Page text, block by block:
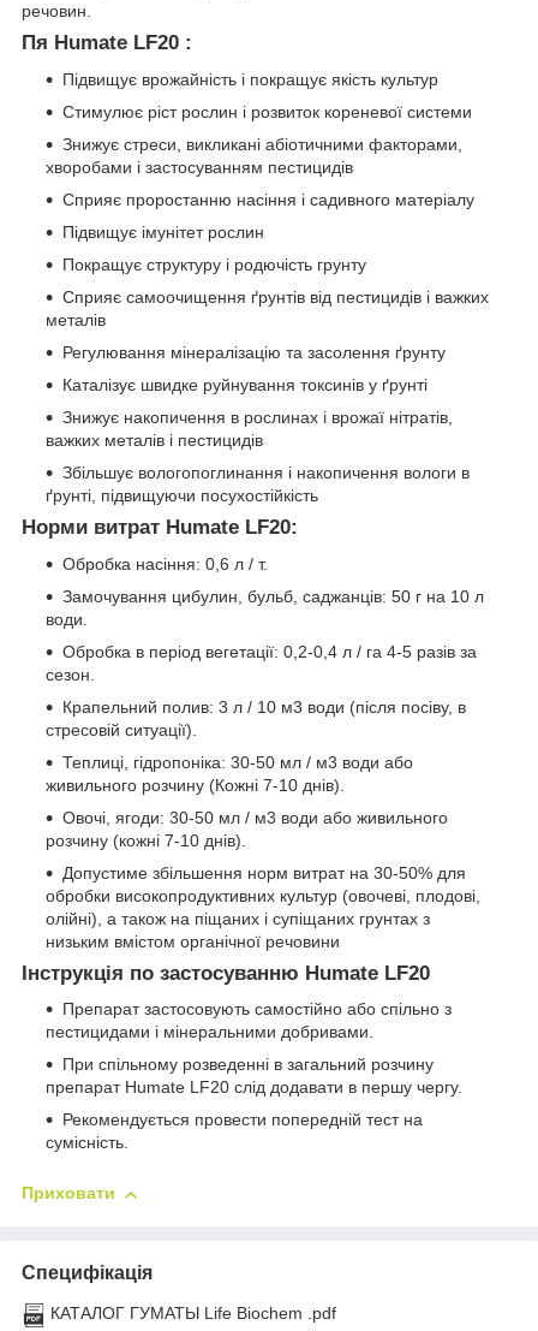
речовин.
Пя Humate LF20 :
Підвищує врожайність і покращує якість культур
Стимулює ріст рослин і розвиток кореневої системи
Знижує стреси, викликані абіотичними факторами,
хворобами і застосуванням пестицидів
Сприяє проростанню насіння і садивного матеріалу
Підвищує імунітет рослин
Покращує структуру і родючість грунту
Сприяє самоочищення ґрунтів від пестицидів і важких
металів
Регулювання мінералізацію та засолення ґрунту
Каталізує швидке руйнування токсинів у ґрунті
Знижує накопичення в рослинах і врожаї нітратів,
важких металів і пестицидів
Збільшує вологопоглинання і накопичення вологи в
ґрунті, підвищуючи посухостійкість
Норми витрат Humate LF20:
Обробка насіння: 0,6 л / т.
Замочування цибулин, бульб, саджанців: 50 г на 10 л
води.
Обробка в період вегетації: 0,2-0,4 л / га 4-5 разів за
сезон.
Крапельний полив: 3 л / 10 м3 води (після посіву, в
стресовій ситуації).
Теплиці, гідропоніка: 30-50 мл / м3 води або
живильного розчину (Кожні 7-10 днів).
Овочі, ягоди: 30-50 мл / м3 води або живильного
розчину (кожні 7-10 днів).
Допустиме збільшення норм витрат на 30-50% для
обробки високопродуктивних культур (овочеві, плодові,
олійні), а також на піщаних і супіщаних грунтах з
низьким вмістом органічної речовини
Інструкція по застосуванню Humate LF20
Препарат застосовують самостійно або спільно з
пестицидами і мінеральними добривами.
При спільному розведенні в загальний розчину
препарат Нumate LF20 слід додавати в першу чергу.
Рекомендується провести попередній тест на
сумісність.
Приховати
Специфікація
КАТАЛОГ ГУМАТЫ Life Biochem .pdf